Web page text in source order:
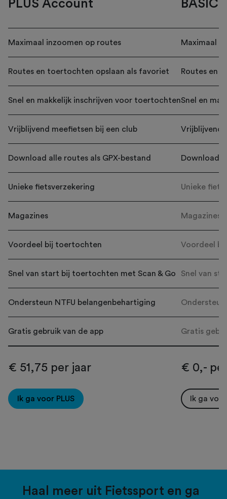
PLUS Account
Maximaal inzoomen op routes
Routes en toertochten opslaan als favoriet
Snel en makkelijk inschrijven voor toertochten
Vrijblijvend meefietsen bij een club
Download alle routes als GPX-bestand
Unieke fietsverzekering
Magazines
Voordeel bij toertochten
Snel van start bij toertochten met Scan & Go
Ondersteun NTFU belangenbehartiging
Gratis gebruik van de app
€ 51,75 per jaar
Ik ga voor PLUS
BASIC
Maximaal
Routes en
Snel en
Vrijblijvend
Download
Unieke
Magazines
Voordeel
Snel van
Gratis
€ 0,-
Ik ga
Haal meer uit Fietssport en ga